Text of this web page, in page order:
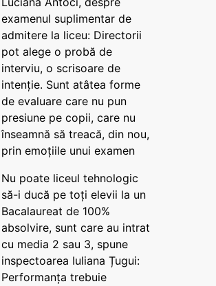
examenul suplimentar de
admitere la liceu: Directorii
pot alege o probă de
interviu, o scrisoare de
intenție. Sunt atâtea forme
de evaluare care nu pun
presiune pe copii, care nu
înseamnă să treacă, din nou,
prin emoțiile unui examen
Nu poate liceul tehnologic
să-i ducă pe toți elevii la un
Bacalaureat de 100%
absolvire, sunt care au intrat
cu media 2 sau 3, spune
inspectoarea Iuliana Țugui:
Performanța trebuie